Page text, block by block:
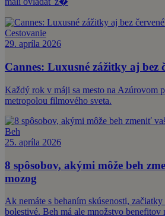
Cestovanie
29. apríla 2026
Cannes: Luxusné zážitky aj bez
Každý rok v máji sa mesto na Azúrovom
metropolou filmového sveta.
Beh
25. apríla 2026
8 spôsobov, akými môže beh
mozog
Ak nemáte s behaním skúsenosti,
bolestivé. Beh má ale množstvo benefitov